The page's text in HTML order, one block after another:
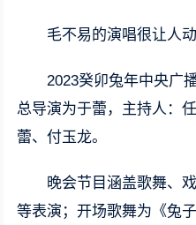
毛不易的演唱很让人
2023癸卯兔年中央广
总导演为于蕾，主持人：
蕾、付玉龙。
晚会节目涵盖歌舞、
等表演；开场歌舞为《兔